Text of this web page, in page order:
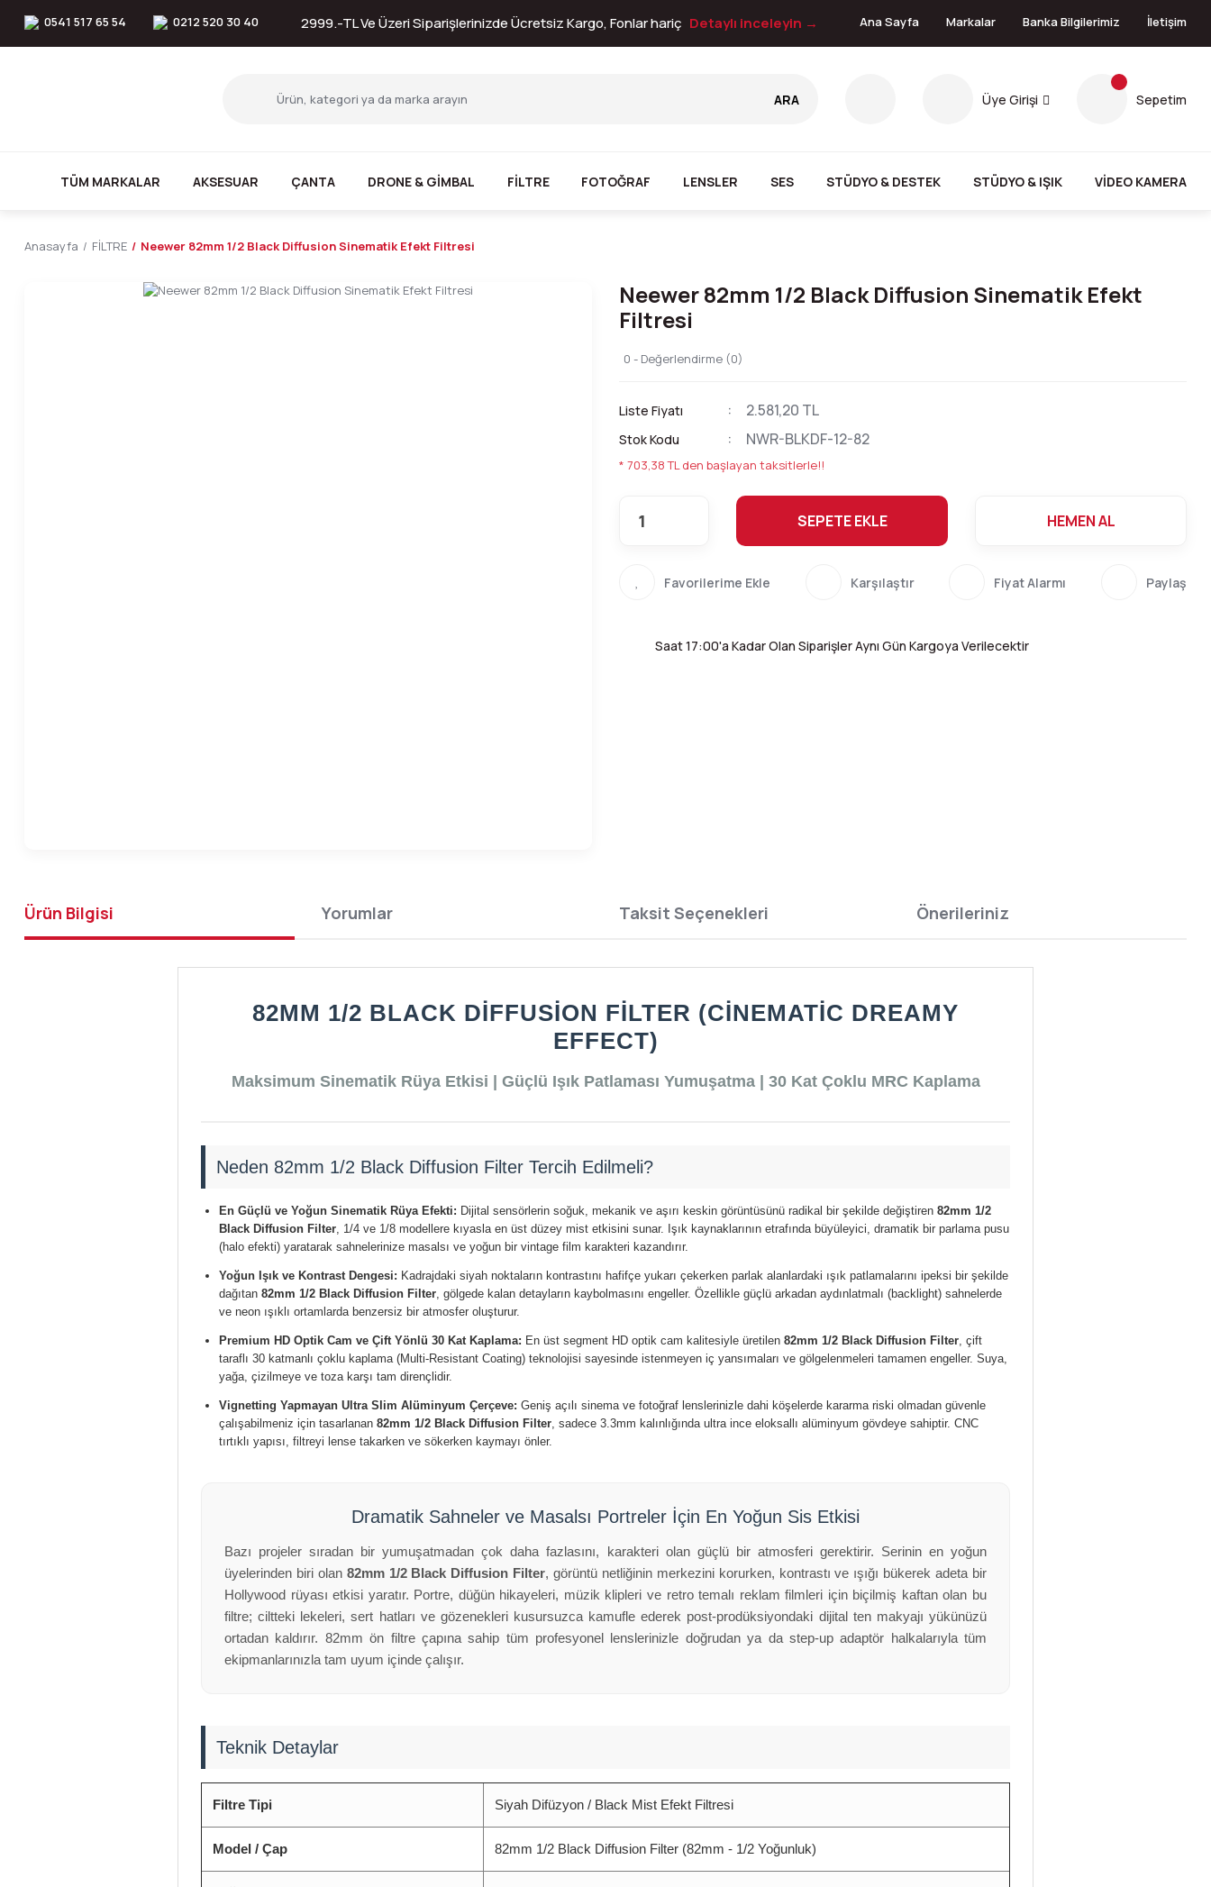
0541 517 65 54 0212 520 30 40 2999.-TL Ve Üzeri Siparişlerinizde Ücretsiz Kargo, Fonlar hariç Detaylı inceleyin → Ana Sayfa Markalar Banka Bilgilerimiz İletişim
ARA Üye Girişi Sepetim
TÜM MARKALAR AKSESUAR ÇANTA DRONE & GİMBAL FİLTRE FOTOĞRAF LENSLER SES STÜDYO & DESTEK STÜDYO & IŞIK VİDEO KAMERA
Anasayfa FİLTRE Neewer 82mm 1/2 Black Diffusion Sinematik Efekt Filtresi
Neewer 82mm 1/2 Black Diffusion Sinematik Efekt
Filtresi
0 - Değerlendirme (0)
Liste Fiyatı 2.581,20 TL
Stok Kodu NWR-BLKDF-12-82
* 703,38 TL den başlayan taksitlerle!!
SEPETE EKLE HEMEN AL
Karşılaştır Fiyat Alarmı Paylaş
Saat 17:00'a Kadar Olan Siparişler Aynı Gün Kargoya Verilecektir
Ürün Bilgisi Yorumlar Taksit Seçenekleri Önerileriniz
82MM 1/2 BLACK DIFFUSION FILTER (CINEMATIC DREAMY
EFFECT)
Maksimum Sinematik Rüya Etkisi | Güçlü Işık Patlaması Yumuşatma | 30 Kat Çoklu MRC Kaplama
Neden 82mm 1/2 Black Diffusion Filter Tercih Edilmeli?
En Güçlü ve Yoğun Sinematik Rüya Efekti: Dijital sensörlerin soğuk, mekanik ve aşırı keskin görüntüsünü radikal bir şekilde değiştiren 82mm 1/2
Black Diffusion Filter, 1/4 ve 1/8 modellere kıyasla en üst düzey mist etkisini sunar. Işık kaynaklarının etrafında büyüleyici, dramatik bir parlama pusu
(halo efekti) yaratarak sahnelerinize masalsı ve yoğun bir vintage film karakteri kazandırır.
Yoğun Işık ve Kontrast Dengesi: Kadrajdaki siyah noktaların kontrastını hafifçe yukarı çekerken parlak alanlardaki ışık patlamalarını ipeksi bir şekilde
dağıtan 82mm 1/2 Black Diffusion Filter, gölgede kalan detayların kaybolmasını engeller. Özellikle güçlü arkadan aydınlatmalı (backlight) sahnelerde
ve neon ışıklı ortamlarda benzersiz bir atmosfer oluşturur.
Premium HD Optik Cam ve Çift Yönlü 30 Kat Kaplama: En üst segment HD optik cam kalitesiyle üretilen 82mm 1/2 Black Diffusion Filter, çift
taraflı 30 katmanlı çoklu kaplama (Multi-Resistant Coating) teknolojisi sayesinde istenmeyen iç yansımaları ve gölgelenmeleri tamamen engeller. Suya,
yağa, çizilmeye ve toza karşı tam dirençlidir.
Vignetting Yapmayan Ultra Slim Alüminyum Çerçeve: Geniş açılı sinema ve fotoğraf lenslerinizle dahi köşelerde kararma riski olmadan güvenle
çalışabilmeniz için tasarlanan 82mm 1/2 Black Diffusion Filter, sadece 3.3mm kalınlığında ultra ince eloksallı alüminyum gövdeye sahiptir. CNC
tırtıklı yapısı, filtreyi lense takarken ve sökerken kaymayı önler.
Dramatik Sahneler ve Masalsı Portreler İçin En Yoğun Sis Etkisi
Bazı projeler sıradan bir yumuşatmadan çok daha fazlasını, karakteri olan güçlü bir atmosferi gerektirir. Serinin en yoğun
üyelerinden biri olan 82mm 1/2 Black Diffusion Filter, görüntü netliğinin merkezini korurken, kontrastı ve ışığı bükerek adeta bir
Hollywood rüyası etkisi yaratır. Portre, düğün hikayeleri, müzik klipleri ve retro temalı reklam filmleri için biçilmiş kaftan olan bu
filtre; ciltteki lekeleri, sert hatları ve gözenekleri kusursuzca kamufle ederek post-prodüksiyondaki dijital ten makyajı yükünüzü
ortadan kaldırır. 82mm ön filtre çapına sahip tüm profesyonel lenslerinizle doğrudan ya da step-up adaptör halkalarıyla tüm
ekipmanlarınızla tam uyum içinde çalışır.
Teknik Detaylar
Filtre Tipi Siyah Difüzyon / Black Mist Efekt Filtresi
Model / Çap 82mm 1/2 Black Diffusion Filter (82mm - 1/2 Yoğunluk)